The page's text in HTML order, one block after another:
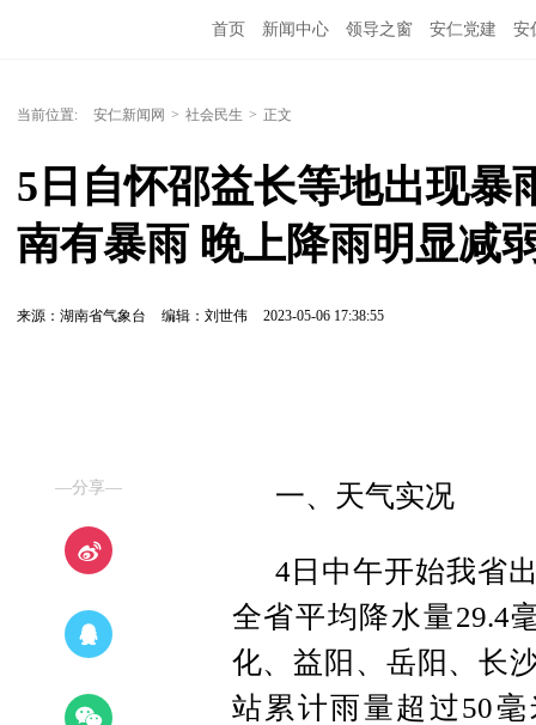
首页 新闻中心 领导之窗 安仁党建 安
当前位置: 安仁新闻网 > 社会民生 > 正文
5日自怀邵益长等地出现暴
南有暴雨 晚上降雨明显减
来源：湖南省气象台 编辑：刘世伟 2023-05-06 17:38:55
—分享— 一、天气实况
4日中午开始我省
全省平均降水量29.4
化、益阳、岳阳、长
站累计雨量超过50